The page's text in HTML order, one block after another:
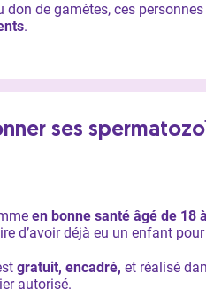
don de gamètes, ces
.
ses
en bonne santé âgé de 18
d’avoir déjà eu un enfant
gratuit, encadré, et réalisé
autorisé.